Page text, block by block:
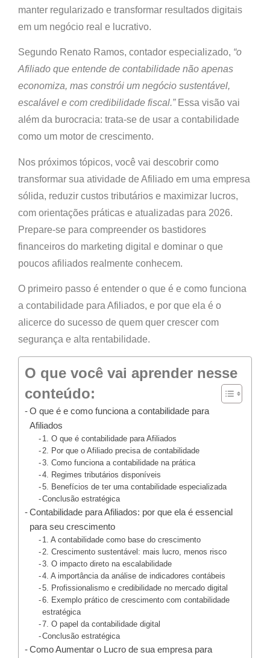
manter regularizado e transformar resultados digitais
em um negócio real e lucrativo.
Segundo Renato Ramos, contador especializado, “o
Afiliado que entende de contabilidade não apenas
economiza, mas constrói um negócio sustentável,
escalável e com credibilidade fiscal.”Essa visão vai
além da burocracia: trata-se de usar a contabilidade
como um motor de crescimento.
Nos próximos tópicos, você vai descobrir como
transformar sua atividade de Afiliado em uma empresa
sólida, reduzir custos tributários e maximizar lucros,
com orientações práticas e atualizadas para 2026.
Prepare-se para compreender os bastidores
financeiros do marketing digital e dominar o que
poucos afiliados realmente conhecem.
O primeiro passo é entender o que é e como funciona
a contabilidade para Afiliados, e por que ela é o
alicerce do sucesso de quem quer crescer com
segurança e alta rentabilidade.
O que você vai aprender nesse
conteúdo:
O que é e como funciona a contabilidade para
Afiliados
1. O que é contabilidade para Afiliados
2. Por que o Afiliado precisa de contabilidade
3. Como funciona a contabilidade na prática
4. Regimes tributários disponíveis
5. Benefícios de ter uma contabilidade especializada
Conclusão estratégica
Contabilidade para Afiliados: por que ela é essencial
para seu crescimento
1. A contabilidade como base do crescimento
2. Crescimento sustentável: mais lucro, menos risco
3. O impacto direto na escalabilidade
4. A importância da análise de indicadores contábeis
5. Profissionalismo e credibilidade no mercado digital
6. Exemplo prático de crescimento com contabilidade
estratégica
7. O papel da contabilidade digital
Conclusão estratégica
Como Aumentar o Lucro de sua empresa para